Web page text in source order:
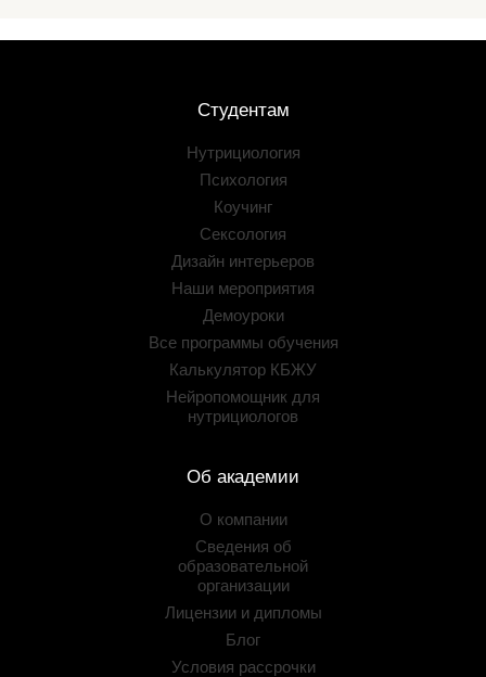
Студентам
Нутрициология
Психология
Коучинг
Сексология
Дизайн интерьеров
Наши мероприятия
Демоуроки
Все программы обучения
Калькулятор КБЖУ
Нейропомощник для
нутрициологов
Об академии
О компании
Сведения об
образовательной
организации
Лицензии и дипломы
Блог
Условия рассрочки